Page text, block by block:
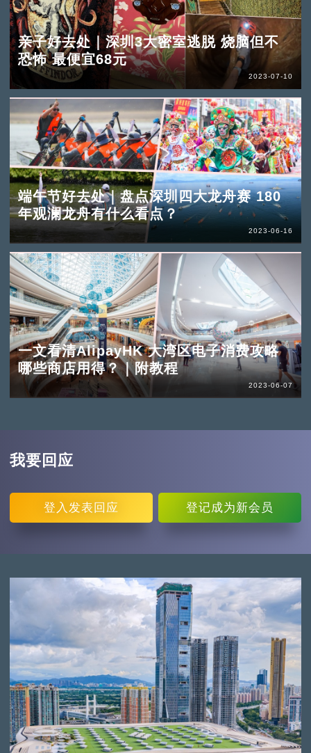
亲子好去处｜深圳3大密室逃脱 烧脑但不
恐怖 最便宜68元
2023-07-10
端午节好去处｜盘点深圳四大龙舟赛 180
年观澜龙舟有什么看点？
2023-06-16
一文看清AlipayHK 大湾区电子消费攻略
哪些商店用得？｜附教程
2023-06-07
我要回应
登入 发表回应 登记成为新会员